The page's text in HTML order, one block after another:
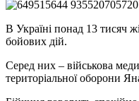
В Україні понад 13 тисяч
бойових дій.
Серед них – військова
територіальної оборони